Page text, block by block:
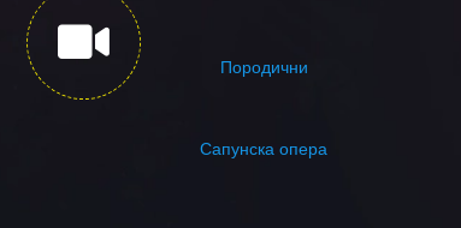
Породични
Сапунска опера